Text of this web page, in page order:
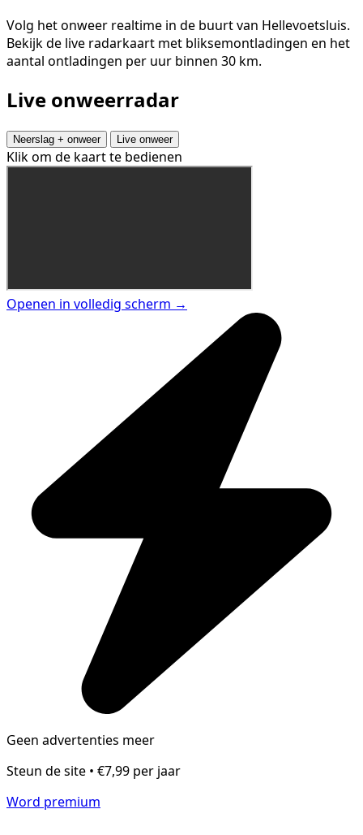
Volg het onweer realtime in de buurt van Hellevoetsluis.
Bekijk de live radarkaart met bliksemontladingen en het
aantal ontladingen per uur binnen 30 km.
Live onweerradar
Neerslag + onweer Live onweer
Klik om de kaart te bedienen
Openen in volledig scherm →
Geen advertenties meer
Steun de site • €7,99 per jaar
Word premium